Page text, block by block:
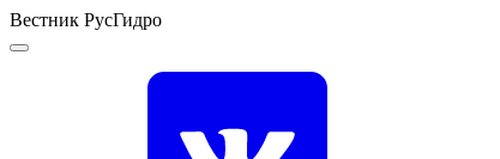
Вестник РусГидро